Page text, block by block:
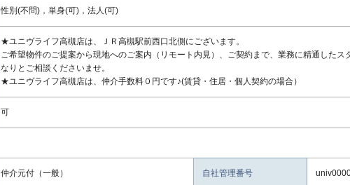
性別(不問)，単身(可)，法人(可)
★ユニヴライフ高槻店は、ＪＲ高槻駅前西口北側にございます。
ご希望物件のご提案から現地へのご案内（リモート内見）、ご契約まで、業務に精通した
なりとご相談くださいませ。
★ユニヴライフ高槻店は、仲介手数料０円です♪(賃貸・住居・個人契約の場合）
可
仲介元付（一般） 自社管理番号